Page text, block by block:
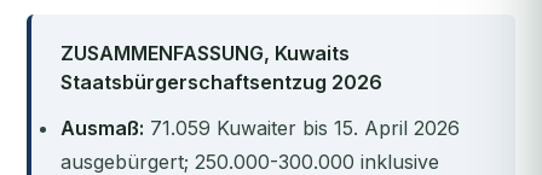
ZUSAMMENFASSUNG, Kuwaits
Staatsbürgerschaftsentzug 2026
Ausmaß: 71.059 Kuwaiter bis 15. April 2026
ausgebürgert; 250.000-300.000 inklusive